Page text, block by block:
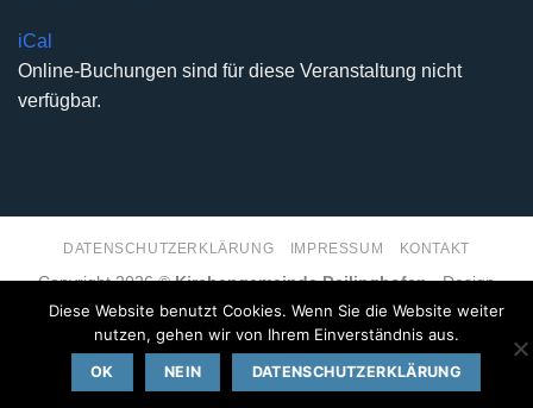
iCal
Online-Buchungen sind für diese Veranstaltung nicht
verfügbar.
DATENSCHUTZERKLÄRUNG IMPRESSUM KONTAKT
Copyright 2026 ©Kirchengemeinde Deilinghofen- Design
kleinzweidrei Kommunikationsdesign
Diese Website benutzt Cookies. Wenn Sie die Website weiter
nutzen, gehen wir von Ihrem Einverständnis aus.
OK NEIN DATENSCHUTZERKLÄRUNG